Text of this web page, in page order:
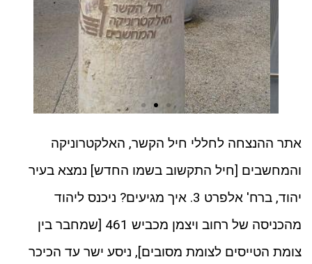
אתר ההנצחה לחללי חיל הקשר, האלקטרוניקה
והמחשבים [חיל התקשוב בשמו החדש] נמצא בעיר
יהוד, ברח' אלפרט 3. איך מגיעים? ניכנס ליהוד
מהכניסה של רחוב ויצמן מכביש 461 [שמחבר בין
צומת הטייסים לצומת מסובים], ניסע ישר עד הכיכר